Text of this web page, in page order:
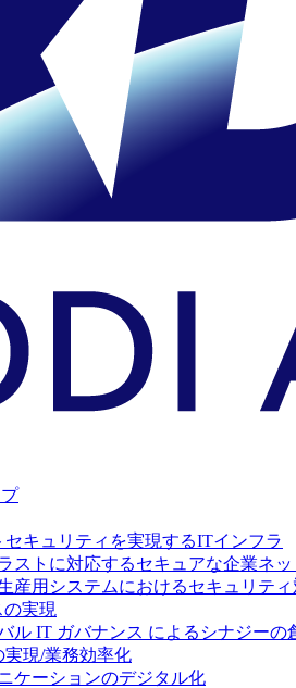
セキュリティを実現するITインフラ
ストに対応するセキュアな企業ネ
産用システムにおけるセキュリテ
実現
ル IT ガバナンス によるシナジーの
実現/業務効率化
ケーションのデジタル化